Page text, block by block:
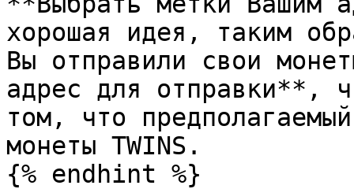
хорошая идея, таким
Вы отправили свои
адрес для отправки**,
том, что
монеты TWINS.
{% endhint %}